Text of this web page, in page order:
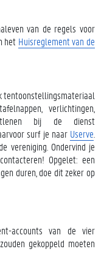
van de regels voor
het Huisreglement van de
tentoonstellingsmateriaal
verlichtingen,
bij de dienst
surf je naar Userve
vereniging. Ondervind je
Opgelet: een
duren, doe dit zeker op
accounts van de vier
gekoppeld moeten